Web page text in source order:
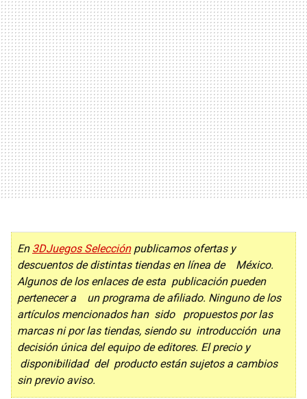
En 3DJuegos Selecciónpublicamos ofertas y
descuentos de distintas tiendas en línea de México.
Algunos de los enlaces de esta publicación pueden
pertenecer a un programa de afiliado. Ninguno de los
artículos mencionados han sido propuestos por las
marcas ni por las tiendas, siendo su introducción una
decisión única del equipo de editores. El precio y
disponibilidad del producto están sujetos a cambios
sin previo aviso.